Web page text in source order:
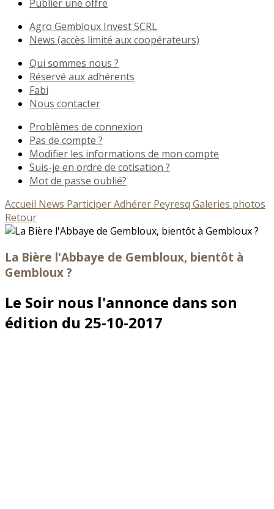
Publier une offre
Agro Gembloux Invest SCRL
News (accès limité aux coopérateurs)
Qui sommes nous ?
Réservé aux adhérents
Fabi
Nous contacter
Problèmes de connexion
Pas de compte ?
Modifier les informations de mon compte
Suis-je en ordre de cotisation ?
Mot de passe oublié?
Accueil News ParticiperAdhérer Peyresq Galeries photos
Retour
La Bière l'Abbaye de Gembloux, bientôt à
Gembloux ?
Le Soir nous l'annonce dans son
édition du 25-10-2017